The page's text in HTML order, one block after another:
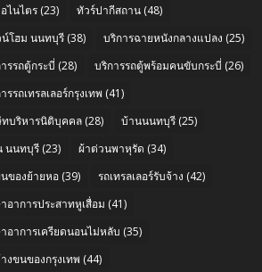
ไนไตร(23) ทัวร์ปากีสถาน(48)
โฮม นนทบุรี(38) บริการฉายหนังกลางแปลง (25)
รรถตู้กระบี่ (28) บริการรถตู้พร้อมคนขับกระบี่ (26)
รรถเทรลเลอร์กรุงเทพ (41)
บริหารนิติบุคคล(28) บ้านนนทบุรี(25)
นนทบุรี(23) ผ้าต่วนพาหุรัด (34)
ของย้ายหอ(39) รถเทรลเลอร์รับจ้าง (42)
อาการประสาทหูเสื่อม (41)
อาการเครียดนอนไม่หลับ (35)
งขนของกรุงเทพ (44)